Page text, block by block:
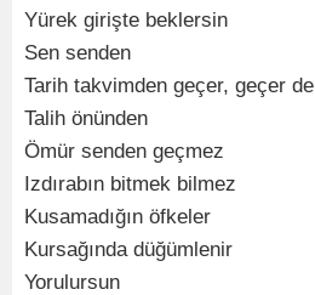
Yürek girişte beklersin
Sen senden
Tarih takvimden geçer, geçer de
Talih önünden
Ömür senden geçmez
Izdırabın bitmek bilmez
Kusamadığın öfkeler
Kursağında düğümlenir
Yorulursun